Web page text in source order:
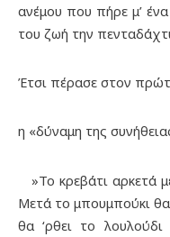
ανέμου που πήρε μ’
του ζωή την
Έτσι πέρασε στον
η «δύναμη της
»Το κρεβάτι αρκετά
Μετά το μπουμπούκι
θα ‘ρθει το